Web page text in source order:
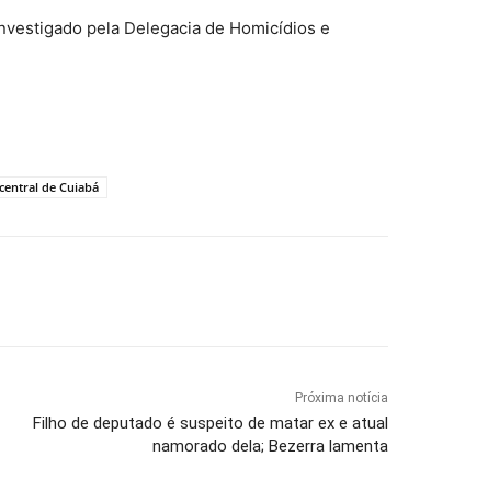
pela Delegacia de Homicídios e
de Cuiabá
Próxima notícia
Filho de deputado é suspeito de matar ex e atual
namorado dela; Bezerra lamenta